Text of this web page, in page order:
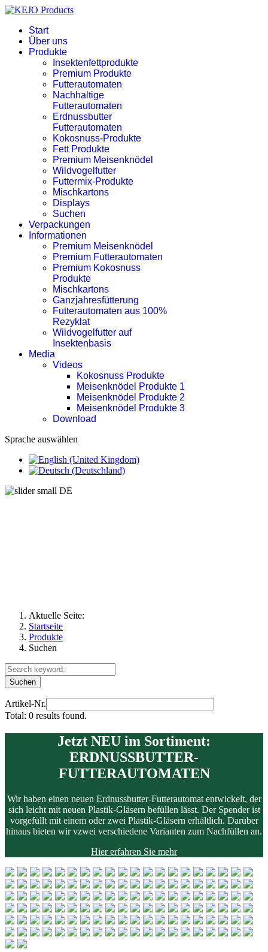
Start
Über uns
Produkte
Insektenfettprodukte
Premium Produkte
Futterautomaten
Nachhaltige
Futterautomaten
Erdnussbutter
Futterautomaten
Kokosnuss-Produkte
Fett Produkte
Premium Meisenknödel
Wildvogelfutter
Futtermix-Produkte
Mischkartons
Displays
Suchen
Verpackungen
Informationen
Premium Meisenknödel
Premium Futterautomaten
Premium Kokosnuss
Produkte
Mischkartons
Ganzjahresfütterung
Futterautomaten aus 100%
Rezyklat
Wildvogelfutter auf
Insektenbasis
Media
Videos
Kokosnuss Produkte
Meisenknödel Produkte 1
Meisenknödel Produkte 2
Meisenknödel Produkte 3
Download
Sprache auswählen
Aktuelle Seite:
Startseite
Produkte
Suchen
Suchen
Artikel-Nr.
Total: 0 results found.
Jetzt NEU im Sortiment:
ERDNUSSBUTTER-
FUTTERAUTOMATEN
Wir haben einen neuen Erdnussbutter-Futterautomat entwickelt, der
sich leicht mit neuen Plastik-Gläsern befüllen lässt. Der Spender ist
vorgefüllt mit einem oder zwei Plastik-Gläsern erhältlich. Darüber
hinaus bieten wir vzwei verschiedene Varianten zum Nachfüllen an.
Hier erfahren Sie mehr